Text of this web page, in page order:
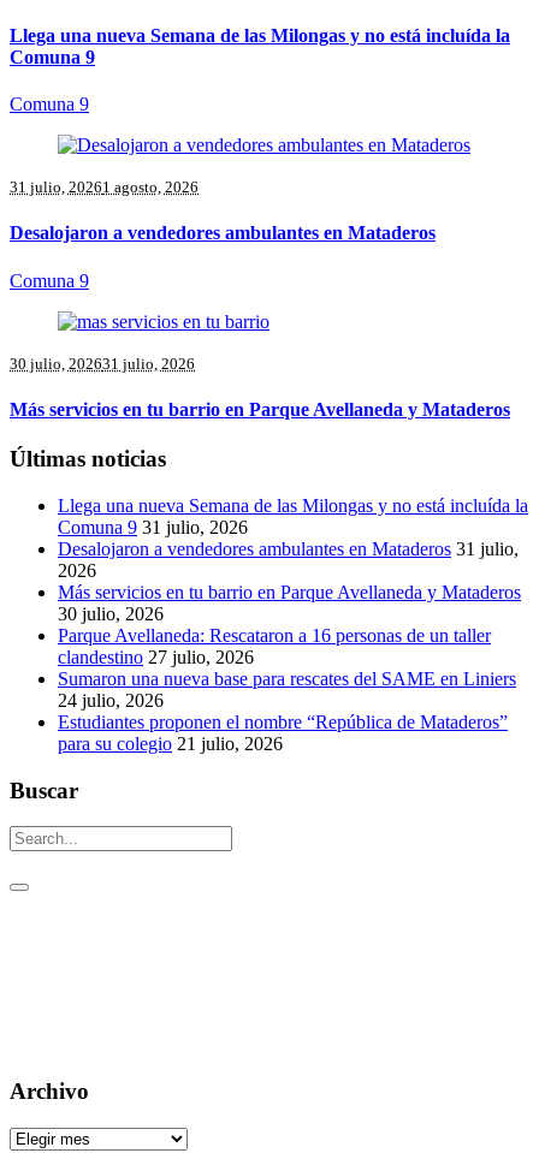
Llega una nueva Semana de las Milongas y no está incluída la
Comuna 9
Comuna 9
31 julio, 20261 agosto, 2026
Desalojaron a vendedores ambulantes en Mataderos
Comuna 9
30 julio, 202631 julio, 2026
Más servicios en tu barrio en Parque Avellaneda y Mataderos
Últimas noticias
Llega una nueva Semana de las Milongas y no está incluída la
Comuna 9 31 julio, 2026
Desalojaron a vendedores ambulantes en Mataderos 31 julio,
2026
Más servicios en tu barrio en Parque Avellaneda y Mataderos
30 julio, 2026
Parque Avellaneda: Rescataron a 16 personas de un taller
clandestino 27 julio, 2026
Sumaron una nueva base para rescates del SAME en Liniers
24 julio, 2026
Estudiantes proponen el nombre “República de Mataderos”
para su colegio 21 julio, 2026
Buscar
Archivo
Archivo